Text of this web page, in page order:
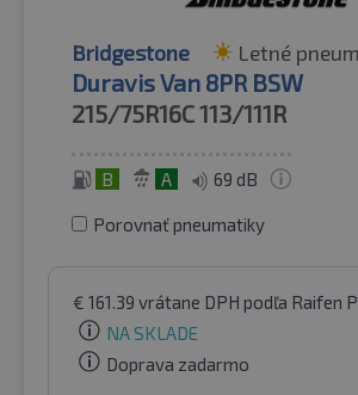
Bridgestone Letné
Duravis Van 8PR BSW
215/75R16C113/111R
B A 69 dB
Porovnať pneumatiky
€ 161.39 vrátane DPH podľa Raifen
NA SKLADE
Doprava zadarmo